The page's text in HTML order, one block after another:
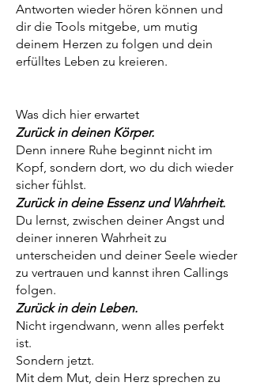
Antworten wieder hören können und
dir die Tools mitgebe, um mutig
deinem Herzen zu folgen und dein
erfülltes Leben zu kreieren.
Was dich hier erwartet
Zurück in deinen Körper.
Denn innere Ruhe beginnt nicht im
Kopf, sondern dort, wo du dich wieder
sicher fühlst.
Zurück in deine Essenz und Wahrheit.
Du lernst, zwischen deiner Angst und
deiner inneren Wahrheit zu
unterscheiden und deiner Seele wieder
zu vertrauen und kannst ihren Callings
folgen.
Zurück in dein Leben.
Nicht irgendwann, wenn alles perfekt
ist.
Sondern jetzt.
Mit dem Mut, dein Herz sprechen zu